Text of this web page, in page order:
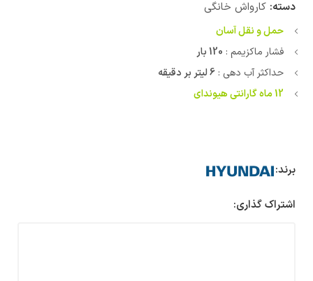
دسته: کارواش خانگی
حمل و نقل آسان
فشار ماکزیمم : 120 بار
حداکثر آب دهی : 6 لیتر بر دقیقه
12 ماه گارانتی هیوندای
برند:
اشتراک گذاری: